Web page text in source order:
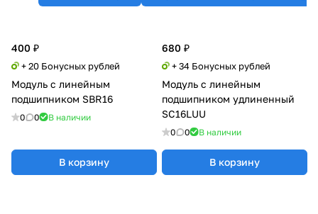
400 ₽
+ 20 Бонусных рублей
Модуль с линейным
подшипником SBR16
0 0 В наличии
В корзину
680 ₽
+ 34 Бонусных рублей
Модуль с линейным
подшипником удлиненный
SC16LUU
0 0 В наличии
В корзину